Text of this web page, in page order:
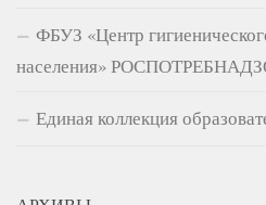
ФБУЗ «Центр
населения»
Единая коллекция